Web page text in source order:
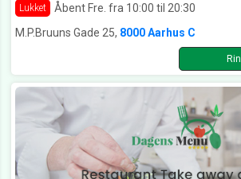
Lukket
Åbent Fre. fra 10:00 til 20:30
M.P.Bruuns Gade 25, 8000 Aarhus C